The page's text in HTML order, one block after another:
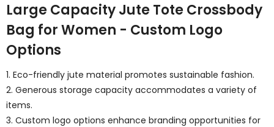
Large Capacity Jute Tote Crossbody
Bag for Women - Custom Logo
Options
1. Eco-friendly jute material promotes sustainable fashion.
2. Generous storage capacity accommodates a variety of
items.
3. Custom logo options enhance branding opportunities for